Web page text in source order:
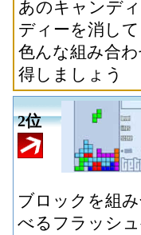
あのキャンデ
ディーを消し
色んな組み合
得しましょう
2位
ブロックを組
べるフラッシ